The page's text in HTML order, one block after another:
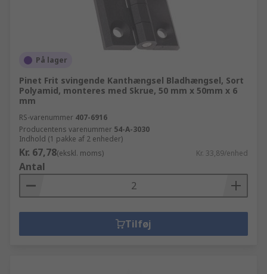
På lager
Pinet Frit svingende Kanthængsel Bladhængsel, Sort
Polyamid, monteres med Skrue, 50 mm x 50mm x 6
mm
RS-varenummer 407-6916
Producentens varenummer 54-A-3030
Indhold (1 pakke af 2 enheder)
Kr. 67,78(ekskl. moms) Kr. 33,89/enhed
Antal
Tilføj